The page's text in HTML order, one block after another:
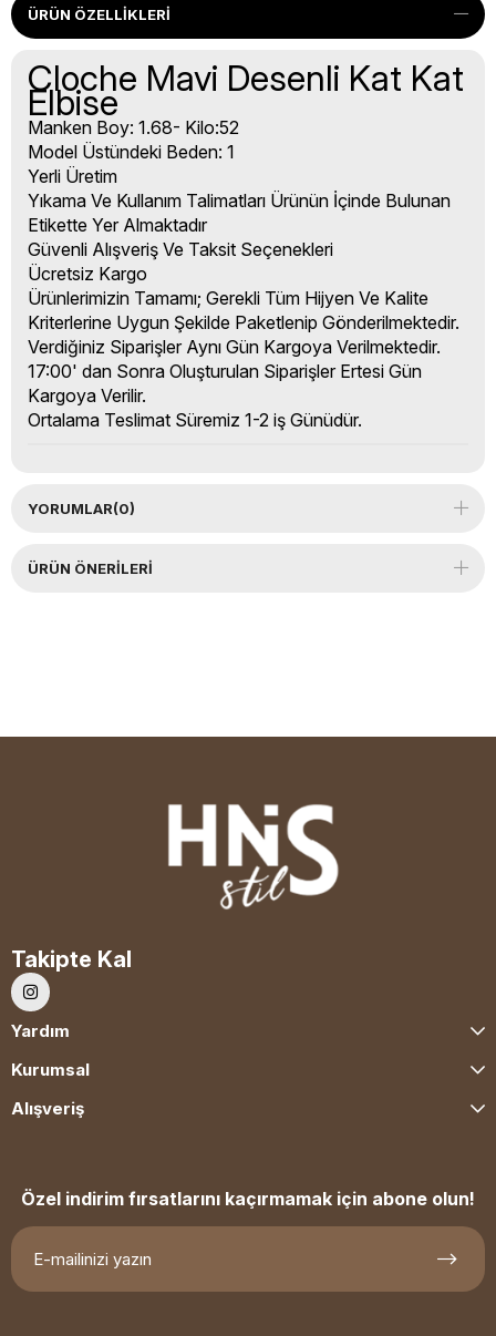
ÜRÜN ÖZELLIKLERI
Cloche Mavi Desenli Kat Kat
Elbise
Manken Boy: 1.68- Kilo:52
Model Üstündeki Beden: 1
Yerli Üretim
Yıkama Ve Kullanım Talimatları Ürünün İçinde Bulunan
Etikette Yer Almaktadır
Güvenli Alışveriş Ve Taksit Seçenekleri
Ücretsiz Kargo
Ürünlerimizin Tamamı; Gerekli Tüm Hijyen Ve Kalite
Kriterlerine Uygun Şekilde Paketlenip Gönderilmektedir.
Verdiğiniz Siparişler Aynı Gün Kargoya Verilmektedir.
17:00' dan Sonra Oluşturulan Siparişler Ertesi Gün
Kargoya Verilir.
Ortalama Teslimat Süremiz 1-2 iş Günüdür.
YORUMLAR(0)
ÜRÜN ÖNERILERI
Takipte Kal
Yardım
Kurumsal
Alışveriş
Özel indirim fırsatlarını kaçırmamak için abone olun!